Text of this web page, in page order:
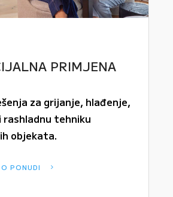
PRIMJENA
za grijanje, hlađenje,
tehniku
objekata.
PONUDI